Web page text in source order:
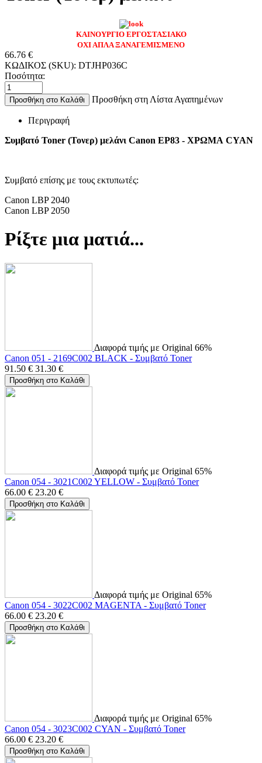
ΚΑΙΝΟΥΡΓΙΟ ΕΡΓΟΣΤΑΣΙΑΚΟ
ΟΧΙ ΑΠΛΑ ΞΑΝΑΓΕΜΙΣΜΕΝΟ
66.76 €
ΚΩΔΙΚΟΣ (SKU): DTJHP036C
Ποσότητα:
Προσθήκη στο Καλάθι Προσθήκη στη Λίστα Αγαπημένων
Περιγραφή
Συμβατό Toner (Τονερ) μελάνι Canon EP83 - ΧΡΩΜΑ CYAN
Συμβατό επίσης με τους εκτυπωτές:
Canon LBP 2040
Canon LBP 2050
Ρίξτε μια ματιά...
Διαφορά τιμής με Original 66%
Canon 051 - 2169C002 BLACK - Συμβατό Toner
91.50 € 31.30 €
Προσθήκη στο Καλάθι
Διαφορά τιμής με Original 65%
Canon 054 - 3021C002 YELLOW - Συμβατό Toner
66.00 € 23.20 €
Προσθήκη στο Καλάθι
Διαφορά τιμής με Original 65%
Canon 054 - 3022C002 MAGENTA - Συμβατό Toner
66.00 € 23.20 €
Προσθήκη στο Καλάθι
Διαφορά τιμής με Original 65%
Canon 054 - 3023C002 CYAN - Συμβατό Toner
66.00 € 23.20 €
Προσθήκη στο Καλάθι